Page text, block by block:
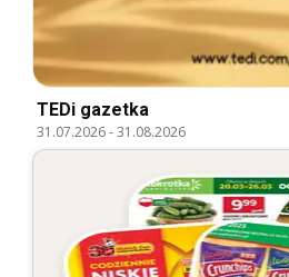
TEDi gazetka
31.07.2026-31.08.2026